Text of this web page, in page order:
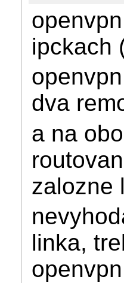
ipckach
dva
a na
zalozne
linka,